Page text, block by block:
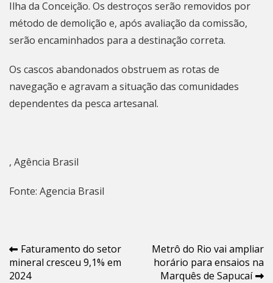
Ilha da Conceição. Os destroços serão removidos por
método de demolição e, após avaliação da comissão,
serão encaminhados para a destinação correta.
Os cascos abandonados obstruem as rotas de
navegação e agravam a situação das comunidades
dependentes da pesca artesanal.
, Agência Brasil
Fonte: Agencia Brasil
Navegação
de
Faturamento do setor
mineral cresceu 9,1% em
2024
Metrô do Rio vai ampliar
horário para ensaios na
Marquês de Sapucaí